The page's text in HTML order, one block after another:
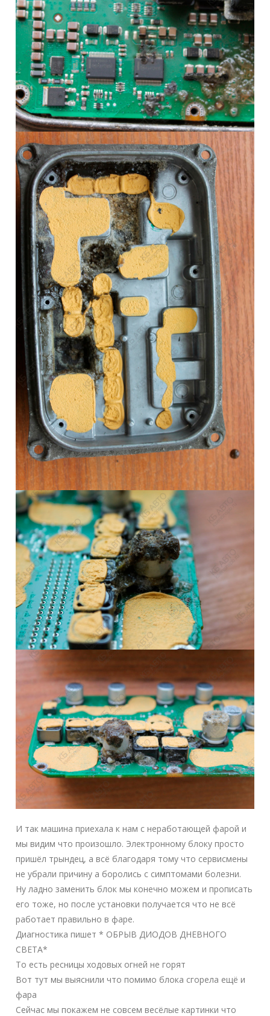
И так машина приехала к нам с неработающей фарой и
мы видим что произошло. Электронному блоку просто
пришёл трындец, а всё благодаря тому что сервисмены
не убрали причину а боролись с симптомами болезни.
Ну ладно заменить блок мы конечно можем и прописать
его тоже, но после установки получается что не всё
работает правильно в фаре.
Диагностика пишет * ОБРЫВ ДИОДОВ ДНЕВНОГО
СВЕТА*
То есть ресницы ходовых огней не горят
Вот тут мы выяснили что помимо блока сгорела ещё и
фара
Сейчас мы покажем не совсем весёлые картинки что